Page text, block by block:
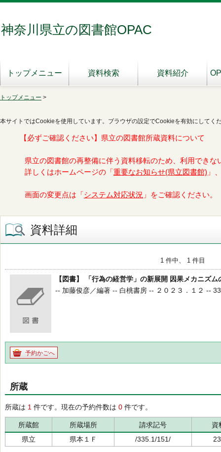
神奈川県立の図書館OPAC
トップメニュー 資料検索 資料紹介
トップメニュー >
本サイトではCookieを使用しています。ブラウザの設定でCookieを有効にしてく
【必ずご確認ください】県立の図書館所蔵資料について
県立の図書館の再整備に伴う資料移転のため、利用できな
詳しくはホームページの「 重要なお知らせ(県立図書館) 」
画面の変更点は「 システム対応状況 」をご確認ください。
資料詳細
1 件中、 1 件目
【図書】 「行為の経営学」の新展開 因果メカニズ
-- 加藤俊彦／編著 -- 白桃書房 -- ２０２３．１２ --
予約かごへ
所蔵
所蔵は 1 件です。現在の予約件数は 0 件です。
所蔵館 所蔵場所 請求記号
資
県立
県本１Ｆ /335.1/151/